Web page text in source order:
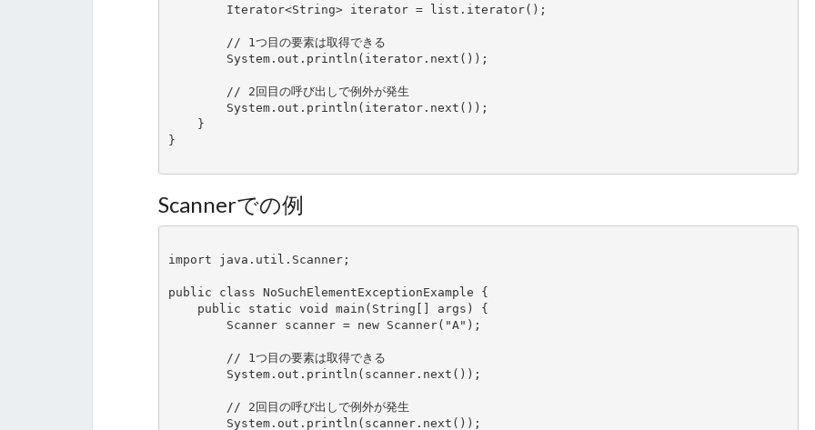
}
Scannerでの例
import java.util.Scanner;
public class NoSuchElementExceptionExample {